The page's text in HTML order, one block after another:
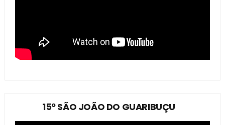
15º SÃO JOÃO DO GUARIBUÇU